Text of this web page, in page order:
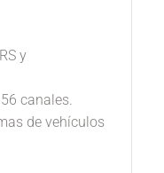
y
canales.
de vehículos